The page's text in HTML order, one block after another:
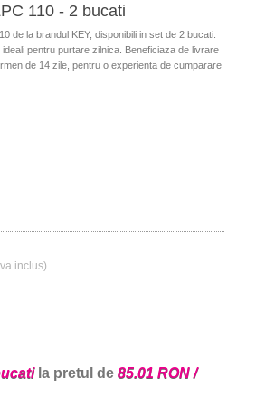
110 - 2 bucati
de la brandul KEY, disponibili in set de 2 bucati.
pentru purtare zilnica. Beneficiaza de livrare
de 14 zile, pentru o experienta de cumparare
inclus)
la pretul de 85.01 RON /